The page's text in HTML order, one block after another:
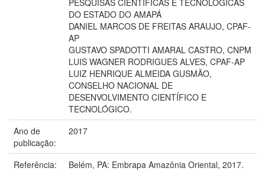
DO ESTADO DO AMAPÁ
DANIEL MARCOS DE FREITAS ARAUJO, CPAF-
AP
GUSTAVO SPADOTTI AMARAL CASTRO, CNPM
LUIS WAGNER RODRIGUES ALVES, CPAF-AP
LUIZ HENRIQUE ALMEIDA GUSMÃO,
CONSELHO NACIONAL DE
DESENVOLVIMENTO CIENTÍFICO E
TECNOLÓGICO.
Ano de
publicação:
2017
Referência:
Belém, PA: Embrapa Amazônia Oriental, 2017.